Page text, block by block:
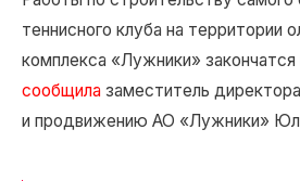
теннисного клуба на территории
комплекса «Лужники»
сообщила заместитель
и продвижению АО «Лужники»